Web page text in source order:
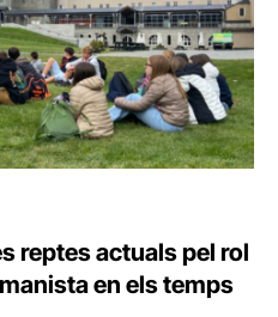
reptes actuals pel rol
en els temps